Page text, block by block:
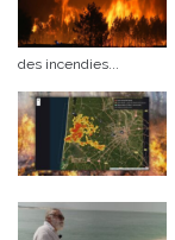
des incendies...